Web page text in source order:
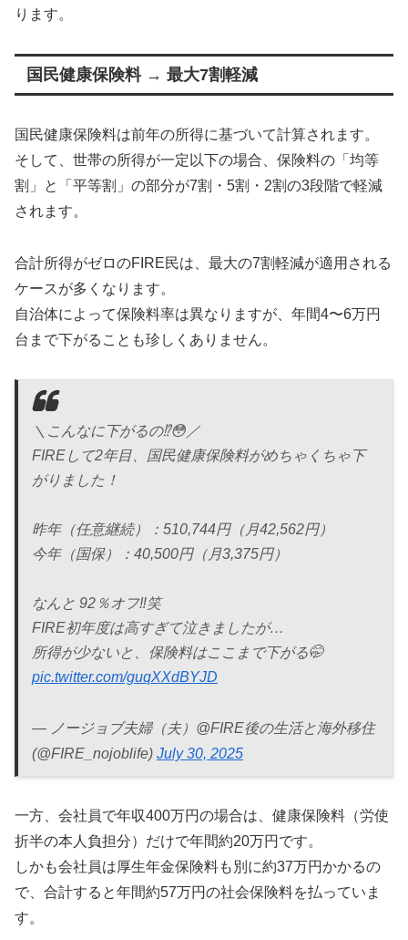
ります。
国民健康保険料 → 最大7割軽減
国民健康保険料は前年の所得に基づいて計算されます。
そして、世帯の所得が一定以下の場合、保険料の「均等
割」と「平等割」の部分が7割・5割・2割の3段階で軽減
されます。
合計所得がゼロのFIRE民は、最大の7割軽減が適用される
ケースが多くなります。
自治体によって保険料率は異なりますが、年間4〜6万円
台まで下がることも珍しくありません。
＼こんなに下がるの⁉️😳／
FIREして2年目、国民健康保険料がめちゃくちゃ下
がりました！
昨年（任意継続）：510,744円（月42,562円）
今年（国保）：40,500円（月3,375円）
なんと 92％オフ‼️笑
FIRE初年度は高すぎて泣きましたが…
所得が少ないと、保険料はここまで下がる🤭
pic.twitter.com/guqXXdBYJD
— ノージョブ夫婦（夫）@FIRE後の生活と海外移住
(@FIRE_nojoblife) July 30, 2025
一方、会社員で年収400万円の場合は、健康保険料（労使
折半の本人負担分）だけで年間約20万円です。
しかも会社員は厚生年金保険料も別に約37万円かかるの
で、合計すると年間約57万円の社会保険料を払っていま
す。